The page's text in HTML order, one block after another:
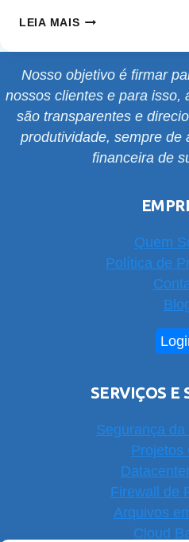
LEIA MAISINSTALAÇÃO
OPENVPN
NO
WINDOWS
Nosso objetivo é firmar
nossos clientes e para isso,
são transparentes e
produtividade, sempre de
financeira de
Quem
Política de
SERVIÇOS E
Segurança
Projetos
Firewall de
Arquivos
Cloud